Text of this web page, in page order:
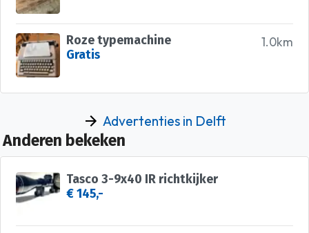
1.0km
Roze typemachine
Gratis
Advertenties in Delft
Anderen bekeken
Tasco 3-9x40 IR richtkijker
€ 145,-